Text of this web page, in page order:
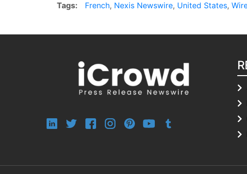
Tags: French, Nexis Newswire, United States,